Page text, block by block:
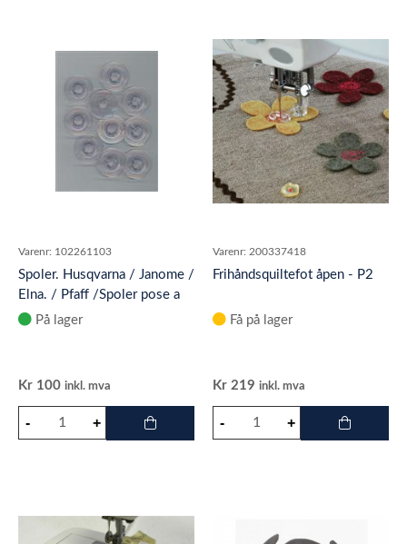
Varenr: 102261103
Spoler. Husqvarna / Janome /
Elna. / Pfaff /Spoler pose a
10 stk Passer til Husq
På lager
Kr 100 inkl. mva
Varenr: 200337418
Frihåndsquiltefot åpen - P2
Få på lager
Kr 219 inkl. mva